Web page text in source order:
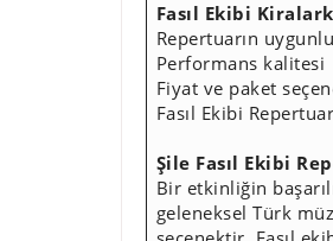
Fasıl Ekibi
Repertuarın
Performans kalitesi
Fiyat ve paket
Fasıl Ekibi
Şile Fasıl Ekibi
Bir etkinliğin
geleneksel Türk